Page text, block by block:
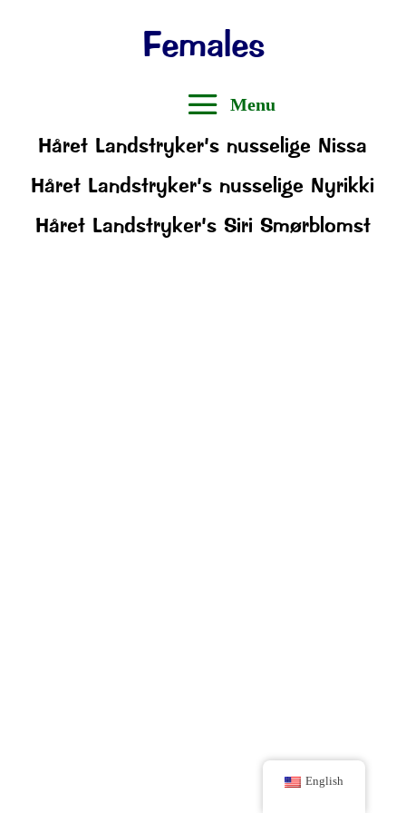
Females
Håret Landstryker’s nusselige Nissa
Håret Landstryker’s nusselige Nyrikki
Håret Landstryker’s Siri Smørblomst
English